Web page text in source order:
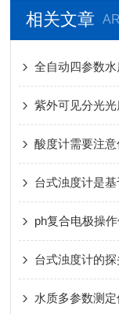
相关文章
全自动四参数
紫外可见分光
酸度计需要注意
台式浊度计是
ph复合电极操
台式浊度计的
水质多参数测